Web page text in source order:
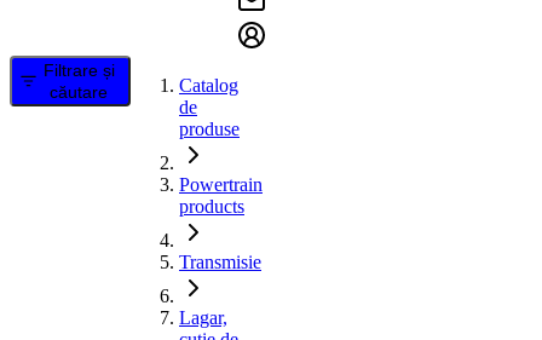
Filtrare și
căutare
Catalog
de
produse
Powertrain
products
Transmisie
Lagar,